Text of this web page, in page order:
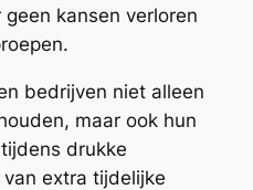
kansen verloren
bedrijven niet alleen
maar ook hun
drukke
extra tijdelijke